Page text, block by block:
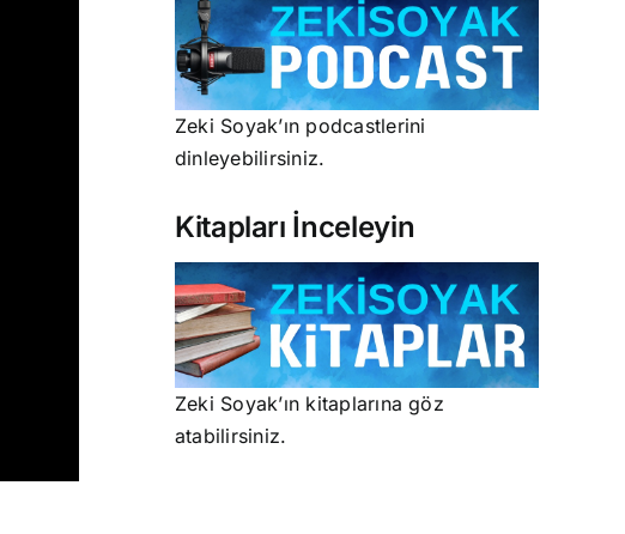
Zeki Soyak’ın podcastlerini
dinleyebilirsiniz.
Kitapları İnceleyin
Zeki Soyak’ın kitaplarına göz
atabilirsiniz.